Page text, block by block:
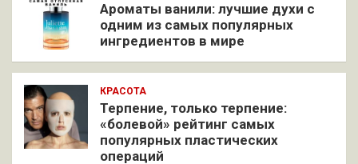
Ароматы ванили: лучшие духи с
одним из самых популярных
ингредиентов в мире
КРАСОТА
Терпение, только терпение:
«болевой» рейтинг самых
популярных пластических
операций